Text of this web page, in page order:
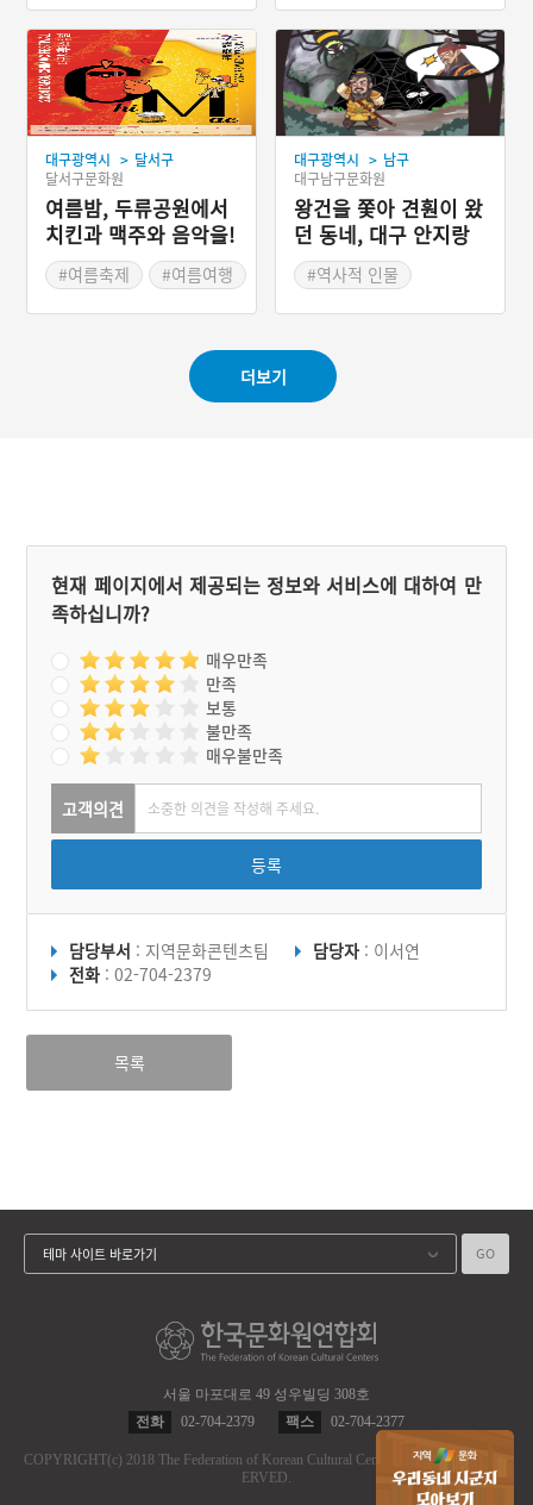
대구광역시 > 달서구
달서구문화원
여름밤, 두류공원에서
치킨과 맥주와 음악을!
'대구치맥페스티벌'
#여름축제 #여름여행
대구광역시 > 남구
대구남구문화원
왕건을 쫓아 견훤이 왔
던 동네, 대구 안지랑
이#역사적 인물
더보기
현재 페이지에서 제공되는 정보와 서비스에 대하여 만
족하십니까?
매우만족
만족
보통
불만족
매우불만족
고객의견
등록
담당부서 : 지역문화콘텐츠팀 담당자 : 이서연
전화 : 02-704-2379
목록
서울 마포대로 49 성우빌딩 308호
전화
02-704-2379 팩스 02-704-2377
COPYRIGHT(c) 2018 The Federation of Korean Cultural Centers.
ALL RIGHT RES
ERVED.
테마 사이트 바로가기 GO